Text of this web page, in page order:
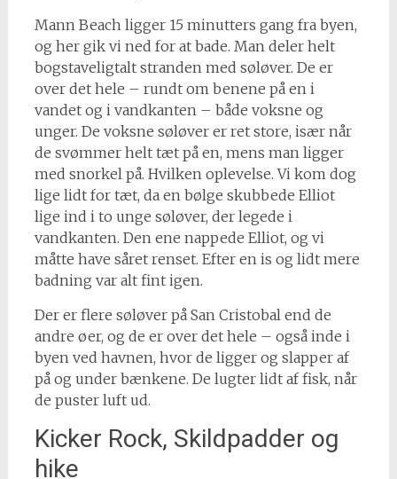
Mann Beach ligger 15 minutters gang fra byen,
og her gik vi ned for at bade. Man deler helt
bogstaveligtalt stranden med søløver. De er
over det hele – rundt om benene på en i
vandet og i vandkanten – både voksne og
unger. De voksne søløver er ret store, især når
de svømmer helt tæt på en, mens man ligger
med snorkel på. Hvilken oplevelse. Vi kom dog
lige lidt for tæt, da en bølge skubbede Elliot
lige ind i to unge søløver, der legede i
vandkanten. Den ene nappede Elliot, og vi
måtte have såret renset. Efter en is og lidt mere
badning var alt fint igen.
Der er flere søløver på San Cristobal end de
andre øer, og de er over det hele – også inde i
byen ved havnen, hvor de ligger og slapper af
på og under bænkene. De lugter lidt af fisk, når
de puster luft ud.
Kicker Rock, Skildpadder og
hike